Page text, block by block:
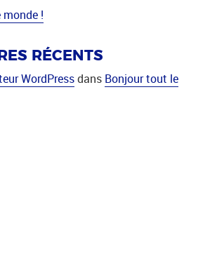
!
RÉCENTS
WordPressdans Bonjour tout le